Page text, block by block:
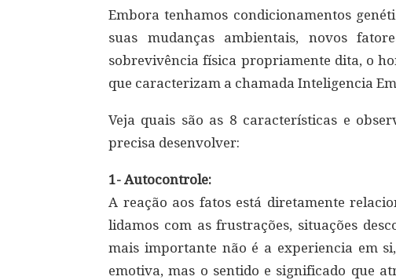
Embora tenhamos condicionamentos
suas mudanças ambientais, novos
sobrevivência física propriamente dita, o
que caracterizam a chamada Inteligencia
Veja quais são as 8 características e
precisa desenvolver:
1- Autocontrole:
A reação aos fatos está diretamente
lidamos com as frustrações, situações
mais importante não é a experiencia em
emotiva, mas o sentido e significado que